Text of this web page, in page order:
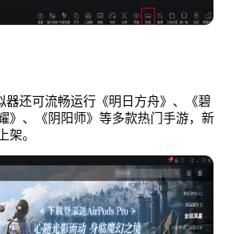
器还可流畅运行《明日方舟》、《碧
》、《阴阳师》等多款热门手游，新
架。